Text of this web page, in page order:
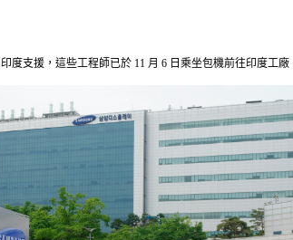
度支援，這些工程師已於 11 月 6 日乘坐包機前往印度工廠